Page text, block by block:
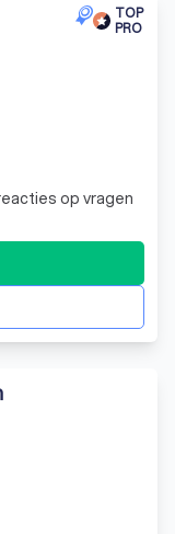
TOP
PRO
op vragen